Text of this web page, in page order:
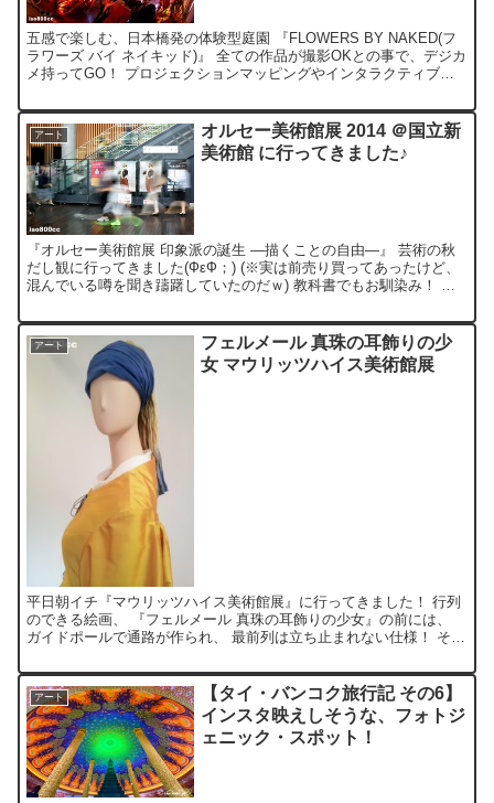
五感で楽しむ、日本橋発の体験型庭園 『FLOWERS BY NAKED(フ
ラワーズ バイ ネイキッド)』 全ての作品が撮影OKとの事で、デジカ
メ持ってGO！ プロジェクションマッピングやインタラクティブな
アート
オルセー美術館展 2014 ＠国立新
美術館 に行ってきました♪
『オルセー美術館展 印象派の誕生 ―描くことの自由―』 芸術の秋
だし観に行ってきました(ФεФ；) (※実は前売り買ってあったけど、
混んでいる噂を聞き躊躇していたのだｗ) 教科書でもお馴染み！ マ
アート
フェルメール 真珠の耳飾りの少
女 マウリッツハイス美術館展
平日朝イチ『マウリッツハイス美術館展』に行ってきました！ 行列
のできる絵画、 『フェルメール 真珠の耳飾りの少女』の前には、
ガイドポールで通路が作られ、 最前列は立ち止まれない仕様！ それ
アート
【タイ・バンコク旅行記 その6】
インスタ映えしそうな、フォトジ
ェニック・スポット！